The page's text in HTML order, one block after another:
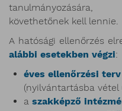
tanulmányozására,
követhetőnek kell lennie.
A hatósági ellenőrzés
alábbi esetekben végzi:
éves ellenőrzési
(nyilvántartásba vétel
a szakképző